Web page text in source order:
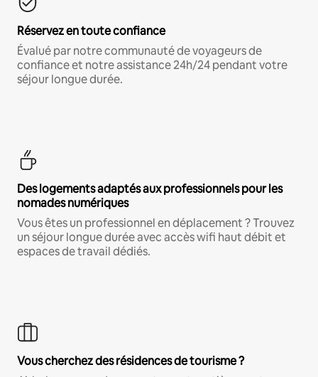
Réservez en toute confiance
Évalué par notre communauté de voyageurs de
confiance et notre assistance 24h/24 pendant votre
séjour longue durée.
Des logements adaptés aux professionnels pour les
nomades numériques
Vous êtes un professionnel en déplacement ? Trouvez
un séjour longue durée avec accès wifi haut débit et
espaces de travail dédiés.
Vous cherchez des résidences de tourisme ?